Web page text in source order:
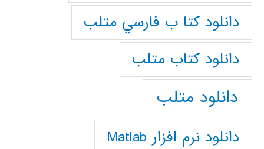
دانلود كتا ب فارسي متلب
دانلود كتاب متلب
دانلود متلب
دانلود نرم افزار Matlab